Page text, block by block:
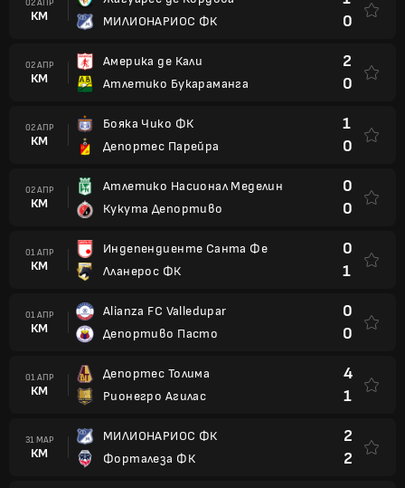
02 АПР
КМ
МИЛИОНАРИОС ФК
0
02 АПР
КМ
Америка де Кали
Атлетико Букараманга
2
0
02 АПР
КМ
Бояка Чико ФК
Депортес Парейра
1
0
02 АПР
КМ
Атлетико Насионал Меделин
Кукута Депортиво
0
0
01 АПР
КМ
Индепендиенте Санта Фе
Лланерос ФК
0
1
01 АПР
КМ
Alianza FC Valledupar
Депортиво Пасто
0
0
01 АПР
КМ
Депортес Толима
Рионегро Агилас
4
1
31 МАР
КМ
МИЛИОНАРИОС ФК
Форталеза ФК
2
2